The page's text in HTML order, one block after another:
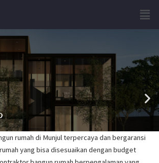
r
rumah di Munjul terpercaya dan bergaransi
yang bisa disesuaikan dengan budget